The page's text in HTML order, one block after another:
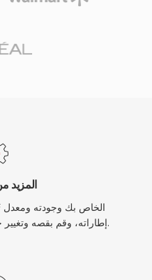
المزيد
إطاراته، وقم بقصه وتغيير حجمه وقلبه مباشرةً في الأداة.